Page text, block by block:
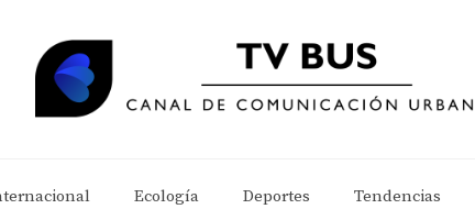
Ecología Deportes Tendencias